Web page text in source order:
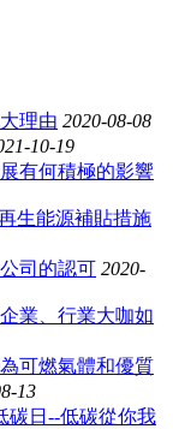
理由 2020-08-08
10-19
有何積極的影響
生能源補貼措施
司的認可 2020-
業、行業大咖如
可燃氣體和優質
13
碳日--低碳從你我